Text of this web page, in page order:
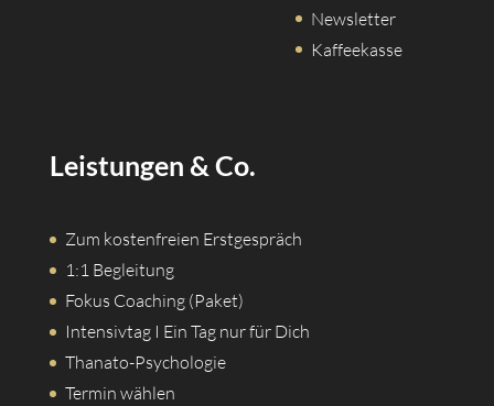
Newsletter
Kaffeekasse
Leistungen & Co.
Zum kostenfreien Erstgespräch
1:1 Begleitung
Fokus Coaching (Paket)
Intensivtag I Ein Tag nur für Dich
Thanato-Psychologie
Termin wählen